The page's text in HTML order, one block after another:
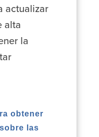
actualizar
alta
la
obtener
las